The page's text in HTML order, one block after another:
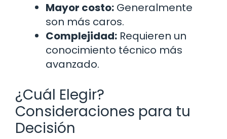
Mayor costo: Generalmente
son más caros.
Complejidad: Requieren un
conocimiento técnico más
avanzado.
¿Cuál Elegir?
Consideraciones para tu
Decisión